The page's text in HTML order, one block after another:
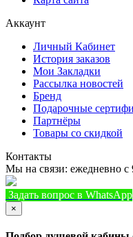
Аккаунт
Личный Кабинет
История заказов
Мои Закладки
Рассылка новостей
Бренд
Подарочные
Партнёры
Товары со скидкой
Контакты
Мы на связи: ежедневно с
Задать вопрос в WhatsApp
×